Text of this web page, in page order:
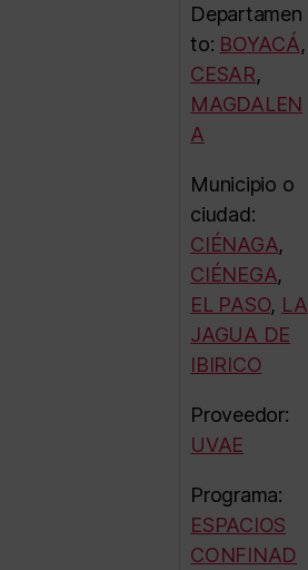
Departamen
to: BOYACÁ,
CESAR,
MAGDALEN
A
Municipio o
ciudad:
CIÉNAGA,
CIÉNEGA,
EL PASO, LA
JAGUA DE
IBIRICO
Proveedor:
UVAE
Programa:
ESPACIOS
CONFINAD